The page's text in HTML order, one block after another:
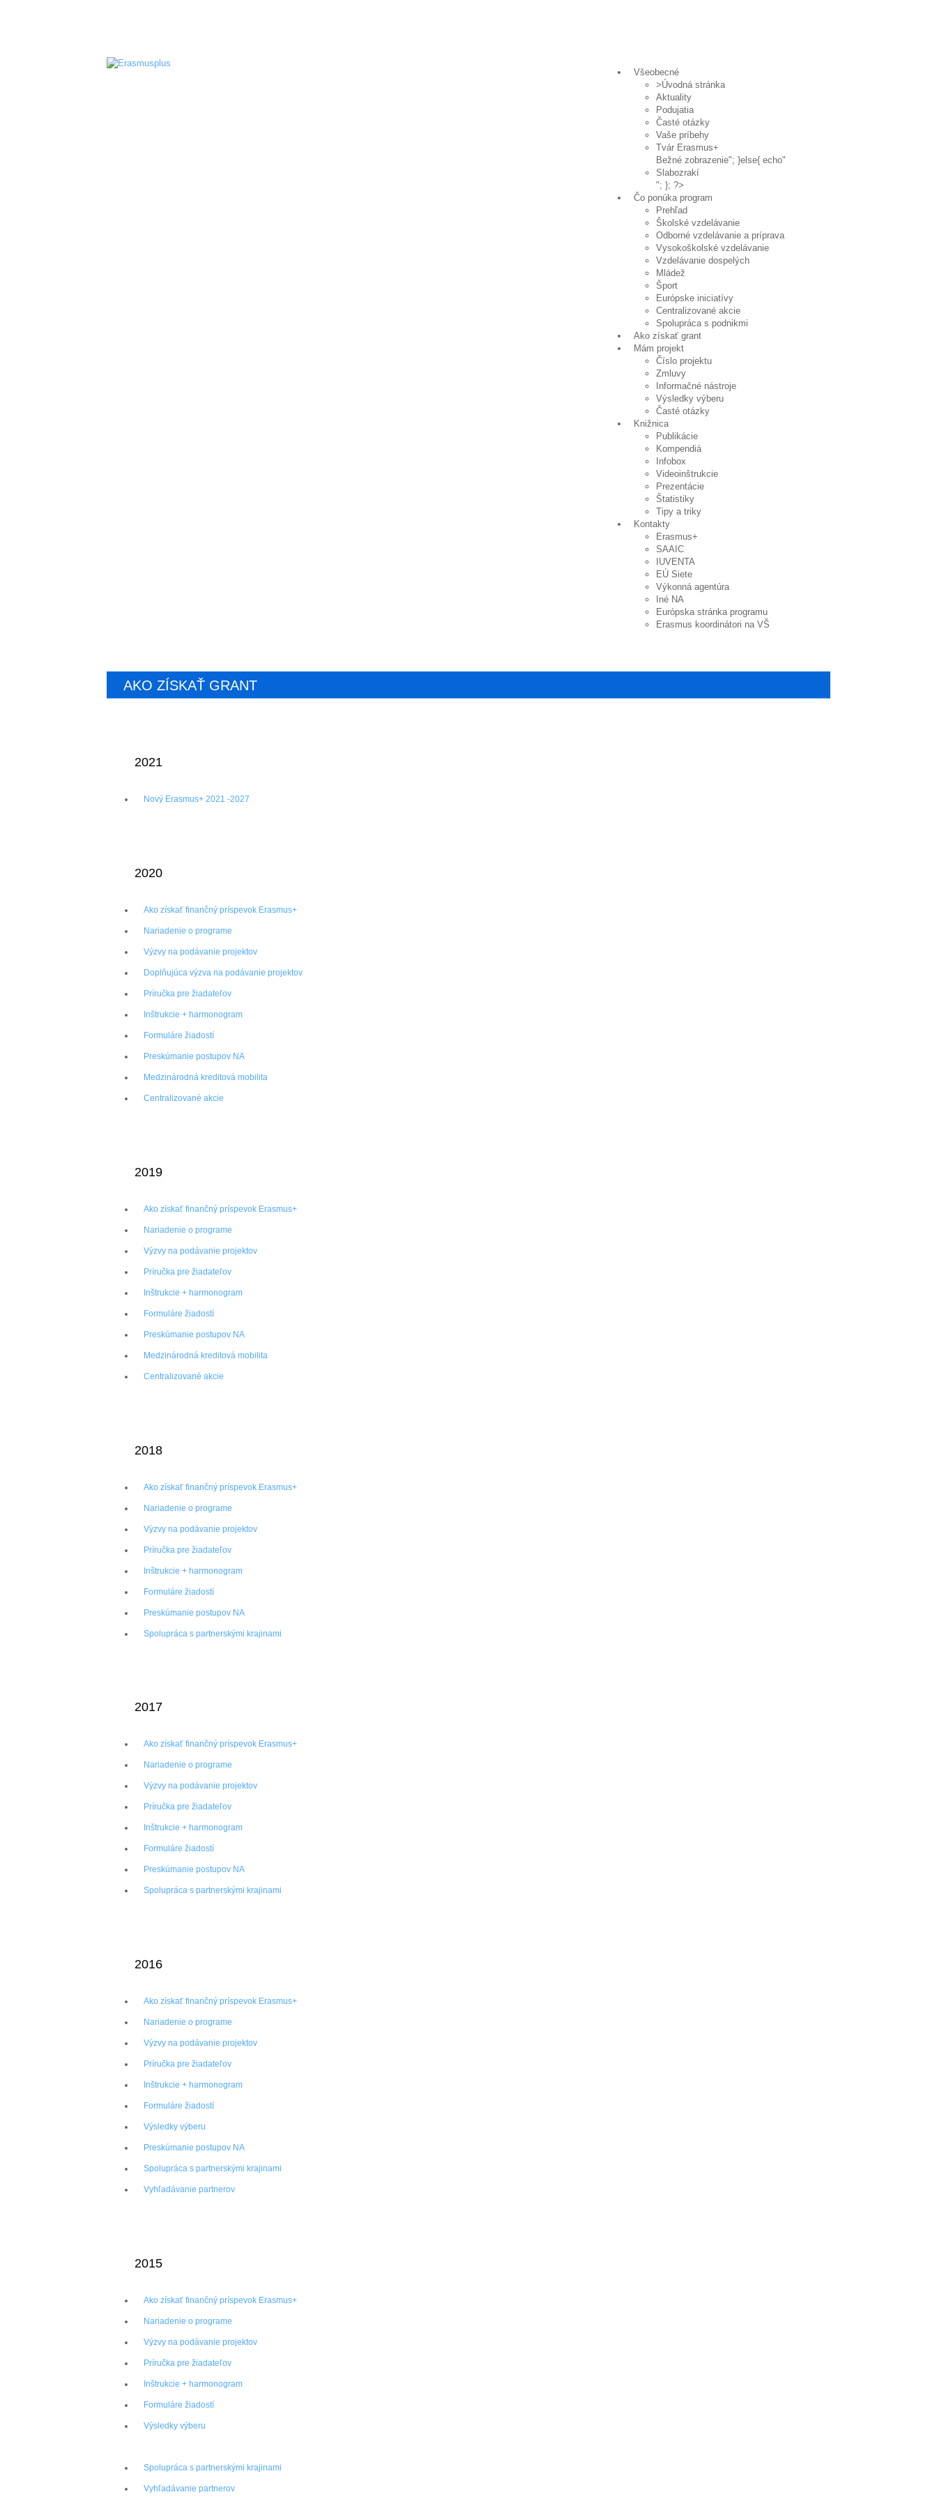
Všeobecné
>Úvodná stránka
Aktuality
Podujatia
Časté otázky
Vaše príbehy
Tvár Erasmus+
Bežné zobrazenie"; }else{ echo"
Slabozrakí
"; }; ?>
Čo ponúka program
Prehľad
Školské vzdelávanie
Odborné vzdelávanie a príprava
Vysokoškolské vzdelávanie
Vzdelávanie dospelých
Mládež
Šport
Európske iniciatívy
Centralizované akcie
Spolupráca s podnikmi
Ako získať grant
Mám projekt
Číslo projektu
Zmluvy
Informačné nástroje
Výsledky výberu
Časté otázky
Knižnica
Publikácie
Kompendiá
Infobox
Videoinštrukcie
Prezentácie
Štatistiky
Tipy a triky
Kontakty
Erasmus+
SAAIC
IUVENTA
EÚ Siete
Výkonná agentúra
Iné NA
Európska stránka programu
Erasmus koordinátori na VŠ
AKO ZÍSKAŤ GRANT
2021
Nový Erasmus+ 2021 -2027
2020
Ako získať finančný príspevok Erasmus+
Nariadenie o programe
Výzvy na podávanie projektov
Doplňujúca výzva na podávanie projektov
Príručka pre žiadateľov
Inštrukcie + harmonogram
Formuláre žiadostí
Preskúmanie postupov NA
Medzinárodná kreditová mobilita
Centralizované akcie
2019
Ako získať finančný príspevok Erasmus+
Nariadenie o programe
Výzvy na podávanie projektov
Príručka pre žiadateľov
Inštrukcie + harmonogram
Formuláre žiadostí
Preskúmanie postupov NA
Medzinárodná kreditová mobilita
Centralizované akcie
2018
Ako získať finančný príspevok Erasmus+
Nariadenie o programe
Výzvy na podávanie projektov
Príručka pre žiadateľov
Inštrukcie + harmonogram
Formuláre žiadostí
Preskúmanie postupov NA
Spolupráca s partnerskými krajinami
2017
Ako získať finančný príspevok Erasmus+
Nariadenie o programe
Výzvy na podávanie projektov
Príručka pre žiadateľov
Inštrukcie + harmonogram
Formuláre žiadostí
Preskúmanie postupov NA
Spolupráca s partnerskými krajinami
2016
Ako získať finančný príspevok Erasmus+
Nariadenie o programe
Výzvy na podávanie projektov
Príručka pre žiadateľov
Inštrukcie + harmonogram
Formuláre žiadostí
Výsledky výberu
Preskúmanie postupov NA
Spolupráca s partnerskými krajinami
Vyhľadávanie partnerov
2015
Ako získať finančný príspevok Erasmus+
Nariadenie o programe
Výzvy na podávanie projektov
Príručka pre žiadateľov
Inštrukcie + harmonogram
Formuláre žiadostí
Výsledky výberu
Spolupráca s partnerskými krajinami
Vyhľadávanie partnerov